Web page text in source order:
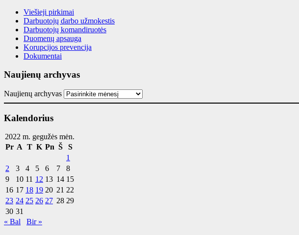
Viešieji pirkimai
Darbuotojų darbo užmokestis
Darbuotojų komandiruotės
Duomenų apsauga
Korupcijos prevencija
Dokumentai
Naujienų archyvas
Naujienų archyvas
Kalendorius
2022 m. gegužės mėn.
Pr A T K Pn Š
S
1
2
3 4 5 6 7
8
9
10 11 12 13 14 15
16 17 18 19 20 21 22
23 24 25 26 27 28 29
30 31
« Bal
Bir »